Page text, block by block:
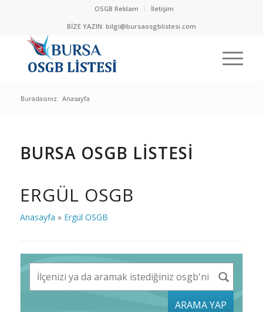
OSGB Reklam
İletişim
BİZE YAZIN: bilgi@bursaosgblistesi.com
Buradasınız: Anasayfa
BURSA OSGB LİSTESİ
ERGÜL OSGB
Anasayfa » Ergül OSGB
ARAMA YAP